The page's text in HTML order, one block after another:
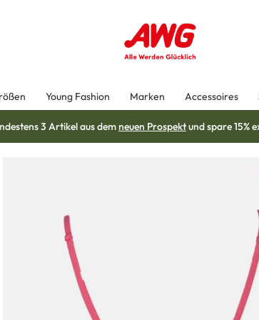
Young Fashion Marken Accessoires
3 Artikel aus demneuen Prospektund spare 15%